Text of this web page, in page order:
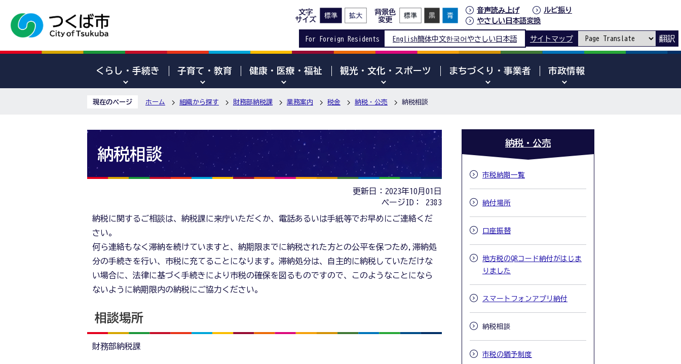
文字
サイズ
背景色
変更
音声読み上げ
ルビ振り
やさしい日本語変換
For Foreign Residents English簡体中文한국어 やさしい日本語 サイトマップ 翻訳
くらし・手続き 子育て・教育 健康・医療・福祉 観光・文化・スポーツ まちづくり・事業者 市政情報
現在のページ ホーム 組織から探す 財務部納税課 業務案内 税金 納税・公売 納税相談
納税相談
更新日：2023年10月01日
ページID：
2383
納税に関するご相談は、納税課に来庁いただくか、電話あるいは手紙等でお早めにご連絡くだ
さい。
何ら連絡もなく滞納を続けていますと、納期限までに納税された方との公平を保つため,滞納処
分の手続きを行い、市税に充てることになります。滞納処分は、自主的に納税していただけな
い場合に、法律に基づく手続きにより市税の確保を図るものですので、このようなことになら
ないように納期限内の納税にご協力ください。
相談場所
財務部納税課
納税・公売
市税納期一覧
納付場所
口座振替
地方税のQRコード納付がはじま
りました
スマートフォンアプリ納付
納税相談
市税の猶予制度